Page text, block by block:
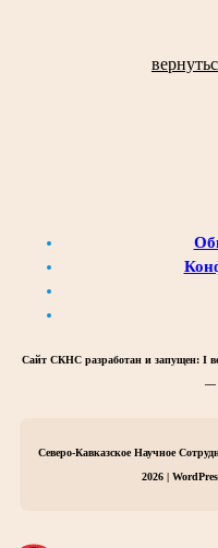
Сайт СКНС разработан и запущен: I
—
Северо-Кавказское Научное
2026 |